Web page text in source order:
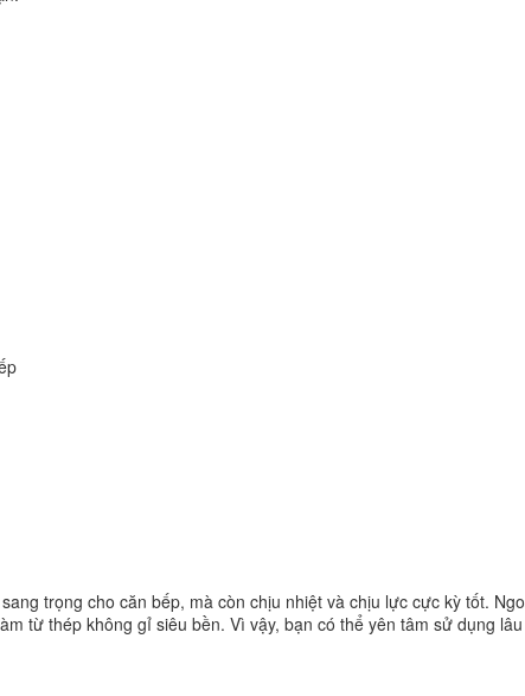
trọng cho căn bếp, mà còn chịu nhiệt và chịu lực cực kỳ tốt.
từ thép không gỉ siêu bền. Vì vậy, bạn có thể yên tâm sử dụng